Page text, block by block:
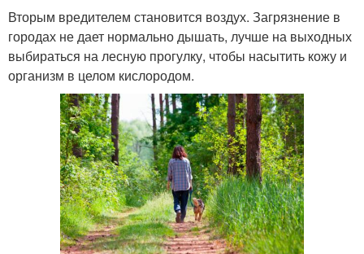
Вторым вредителем становится воздух. Загрязнение в
городах не дает нормально дышать, лучше на выходных
выбираться на лесную прогулку, чтобы насытить кожу и
организм в целом кислородом.